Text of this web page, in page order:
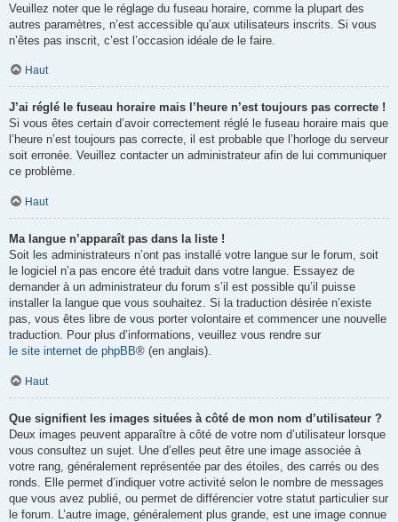
Veuillez noter que le réglage du fuseau horaire, comme la plupart des
autres paramètres, n’est accessible qu’aux utilisateurs inscrits. Si vous
n’êtes pas inscrit, c’est l’occasion idéale de le faire.
Haut
J’ai réglé le fuseau horaire mais l’heure n’est toujours pas correcte !
Si vous êtes certain d’avoir correctement réglé le fuseau horaire mais que
l’heure n’est toujours pas correcte, il est probable que l’horloge du serveur
soit erronée. Veuillez contacter un administrateur afin de lui communiquer
ce problème.
Haut
Ma langue n’apparaît pas dans la liste !
Soit les administrateurs n’ont pas installé votre langue sur le forum, soit
le logiciel n’a pas encore été traduit dans votre langue. Essayez de
demander à un administrateur du forum s’il est possible qu’il puisse
installer la langue que vous souhaitez. Si la traduction désirée n’existe
pas, vous êtes libre de vous porter volontaire et commencer une nouvelle
traduction. Pour plus d’informations, veuillez vous rendre sur
le site internet de phpBB® (en anglais).
Haut
Que signifient les images situées à côté de mon nom d’utilisateur ?
Deux images peuvent apparaître à côté de votre nom d’utilisateur lorsque
vous consultez un sujet. Une d’elles peut être une image associée à
votre rang, généralement représentée par des étoiles, des carrés ou des
ronds. Elle permet d’indiquer votre activité selon le nombre de messages
que vous avez publié, ou permet de différencier votre statut particulier sur
le forum. L’autre image, généralement plus grande, est une image connue